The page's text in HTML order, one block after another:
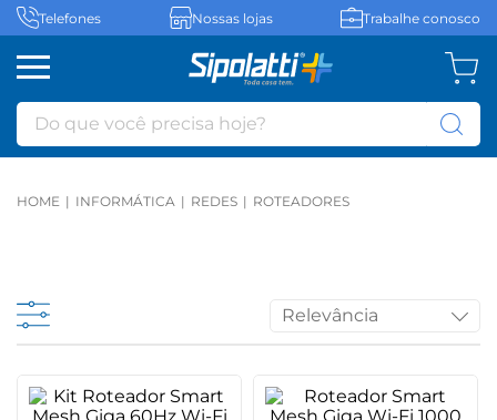
Telefones Nossas lojas Trabalhe conosco
Do que você precisa hoje?
INFORMÁTICA REDES ROTEADORES
Relevância